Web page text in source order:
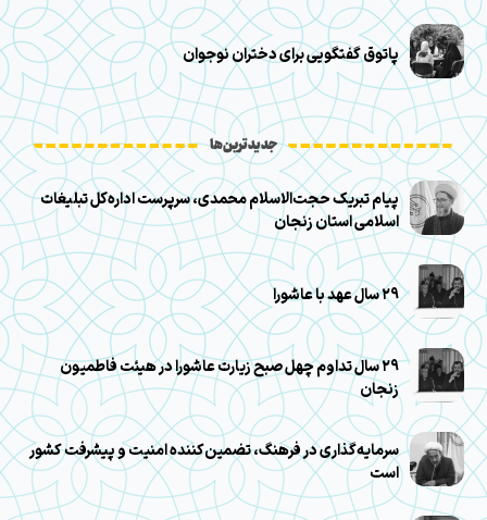
پاتوق گفتگویی برای دختران نوجوان
جدیدترین‌ها
پیام تبریک حجت‌الاسلام محمدی، سرپرست اداره‌کل تبلیغات
اسلامی استان زنجان
۲۹ سال عهد با عاشورا
۲۹ سال تداوم چهل صبح زیارت عاشورا در هیئت فاطمیون
زنجان
سرمایه‌گذاری در فرهنگ، تضمین‌کننده امنیت و پیشرفت کشور
است